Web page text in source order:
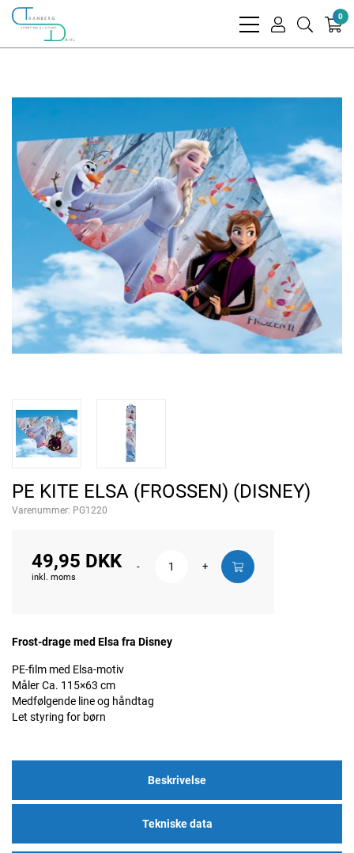
bars
user
search
0
PE KITE ELSA (FROSSEN) (DISNEY)
Varenummer: PG1220
49,95 DKK
inkl. moms
- +
Frost-drage med Elsa fra Disney
PE-film med Elsa-motiv
Måler Ca. 115×63 cm
Medfølgende line og håndtag
Let styring for børn
Beskrivelse
Tekniske data